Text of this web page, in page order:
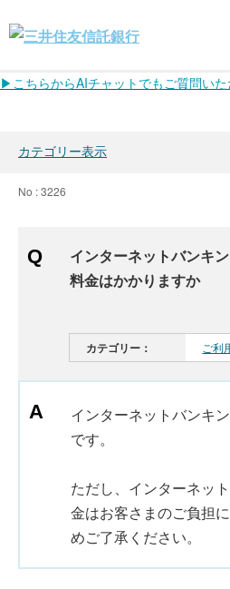
▶こちらからAIチャットでもご質問いた
カテゴリー表示
No : 3226
インターネットバンキ
料金はかかりますか
カテゴリー： ご利
インターネットバンキ
です。
ただし、インターネッ
金はお客さまのご負担
めご了承ください。